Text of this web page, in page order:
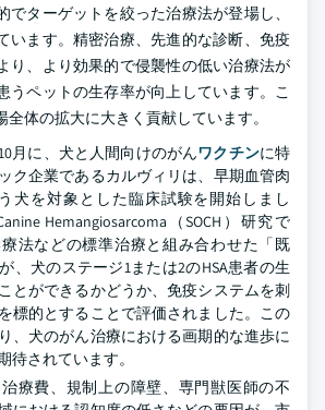
でターゲットを絞った治療法が登場し、
います。精密治療、先進的な診断、免疫
り、より効果的で侵襲性の低い治療法が
うペットの生存率が向上しています。こ
全体の拡大に大きく貢献しています。
月に、犬と人間向けのがんワクチンに特
ク企業であるカルヴィリは、早期血管肉
犬を対象とした臨床試験を開始しまし
Hemangiosarcoma（SOCH）研究で
法などの標準治療と組み合わせた「既
、犬のステージ1または2のHSA患者の生
とができるかどうか、免疫システムを刺
標的とすることで評価されました。この
、犬のがん治療における画期的な進歩に
待されています。
療費、規制上の障壁、専門獣医師の不